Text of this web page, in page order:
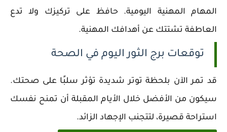
المهام المهنية اليومية. حافظ على تركيزك ولا تدع
العاطفة تشتتك عن أهدافك المهنية.
توقعات برج الثور اليوم في الصحة
قد تمر الآن بلحظة توتر شديدة تؤثر سلبًا على صحتك.
سيكون من الأفضل خلال الأيام المقبلة أن تمنح نفسك
استراحة قصيرة، لتتجنب الإجهاد الزائد.